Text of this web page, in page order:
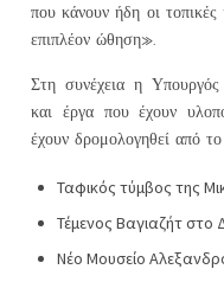
που κάνουν ήδη οι
επιπλέον ώθηση».
Στη συνέχεια η Υπουργός
και έργα που έχουν
έχουν δρομολογηθεί από
Ταφικός τύμβος της
Τέμενος Βαγιαζήτ στο
Νέο Μουσείο